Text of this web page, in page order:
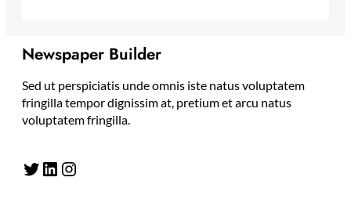
Newspaper Builder
Sed ut perspiciatis unde omnis iste natus voluptatem
fringilla tempor dignissim at, pretium et arcu natus
voluptatem fringilla.
Twitter LinkedIn Instagram